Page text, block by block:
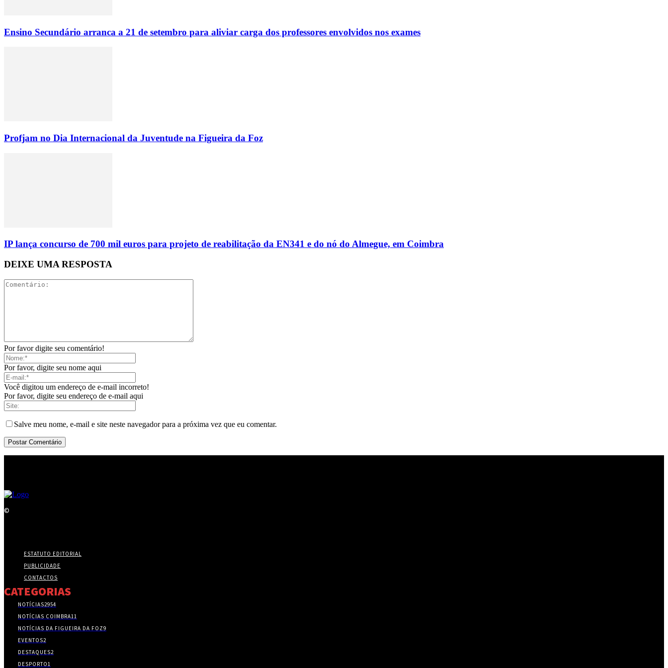
Ensino Secundário arranca a 21 de setembro para aliviar carga dos professores envolvidos nos exames
Profjam no Dia Internacional da Juventude na Figueira da Foz
IP lança concurso de 700 mil euros para projeto de reabilitação da EN341 e do nó do Almegue, em Coimbra
DEIXE UMA RESPOSTA
Por favor digite seu comentário!
Por favor, digite seu nome aqui
Você digitou um endereço de e-mail incorreto!
Por favor, digite seu endereço de e-mail aqui
Salve meu nome, e-mail e site neste navegador para a próxima vez que eu comentar.
©
ESTATUTO EDITORIAL
PUBLICIDADE
CONTACTOS
CATEGORIAS
NOTÍCIAS2954
NOTÍCIAS COIMBRA11
NOTÍCIAS DA FIGUEIRA DA FOZ9
EVENTOS2
DESTAQUES2
DESPORTO1